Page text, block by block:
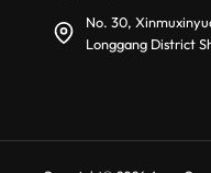
No. 30,
Longgang District